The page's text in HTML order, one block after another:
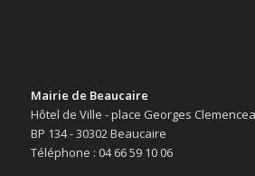
Mairie de Beaucaire
Hôtel de Ville - place Georges
BP 134 - 30302 Beaucaire
Téléphone : 04 66 59 10 06